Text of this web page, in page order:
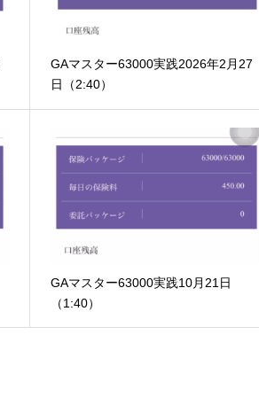
GAマスター63000実践2026年2月27
日（2:40）
GAマスター63000実践10月21日
（1:40）